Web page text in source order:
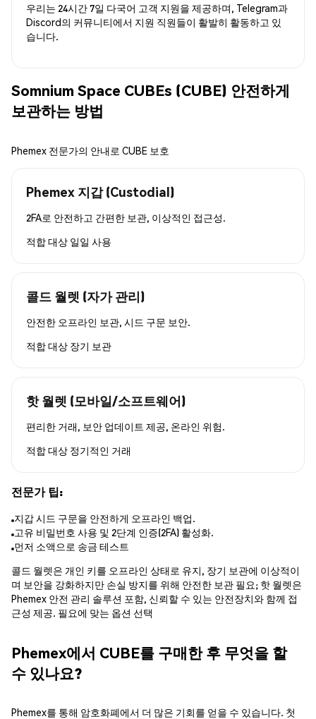
우리는 24시간 7일 다국어 고객 지원을 제공하며, Telegram과
Discord의 커뮤니티에서 지원 직원들이 활발히 활동하고 있
습니다.
Somnium Space CUBEs (CUBE) 안전하게
보관하는 방법
Phemex 전문가의 안내로 CUBE 보호
Phemex 지갑 (Custodial)
2FA로 안전하고 간편한 보관, 이상적인 접근성.
적합 대상 일일 사용
콜드 월렛 (자가 관리)
안전한 오프라인 보관, 시드 구문 보안.
적합 대상 장기 보관
핫 월렛 (모바일/소프트웨어)
편리한 거래, 보안 업데이트 제공, 온라인 위험.
적합 대상 정기적인 거래
전문가 팁:
지갑 시드 구문을 안전하게 오프라인 백업.
고유 비밀번호 사용 및 2단계 인증(2FA) 활성화.
먼저 소액으로 송금 테스트
콜드 월렛은 개인 키를 오프라인 상태로 유지, 장기 보관에 이상적이
며 보안을 강화하지만 손실 방지를 위해 안전한 보관 필요; 핫 월렛은
Phemex 안전 관리 솔루션 포함, 신뢰할 수 있는 안전장치와 함께 접
근성 제공. 필요에 맞는 옵션 선택
Phemex에서 CUBE를 구매한 후 무엇을 할
수 있나요?
Phemex를 통해 암호화폐에서 더 많은 기회를 얻을 수 있습니다. 첫